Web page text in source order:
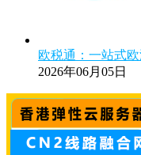
欧税通：一站式
2026年06月05日